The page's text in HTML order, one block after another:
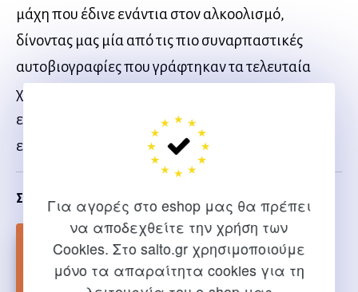
Για αγορές στο eshop μας θα πρέπει
να αποδεχθείτε την χρήση των
Cookies. Στο salto.gr χρησιμοποιούμε
μόνο τα απαραίτητα cookies για τη
μάχη που έδινε ενάντια στον αλκοολισμό,
δίνοντας μας μία από τις πιο συναρπαστικές
αυτοβιογραφίες που γράφτηκαν τα τελευταία
χρόνια. Το Ο Καλύτερος είναι η δραματική όσο και
εμπνευσμένη αφήγηση μίας εκπληκτικής ζωής –
ειπωμένη από τον ίδιο τον κεντρικό της ήρωα.
Σχετικα